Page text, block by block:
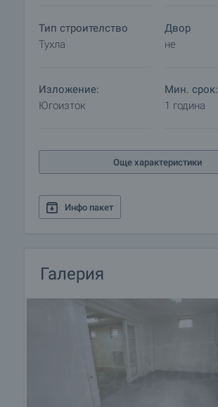
Тип строителство
Тухла
Двор
не
Изложение:
Югоизток
Мин. срок:
1 година
Още характеристики
Инфо пакет
Галерия